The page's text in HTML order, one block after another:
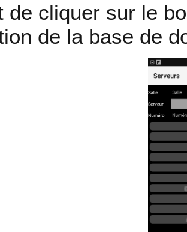
de cliquer sur le
de la base de